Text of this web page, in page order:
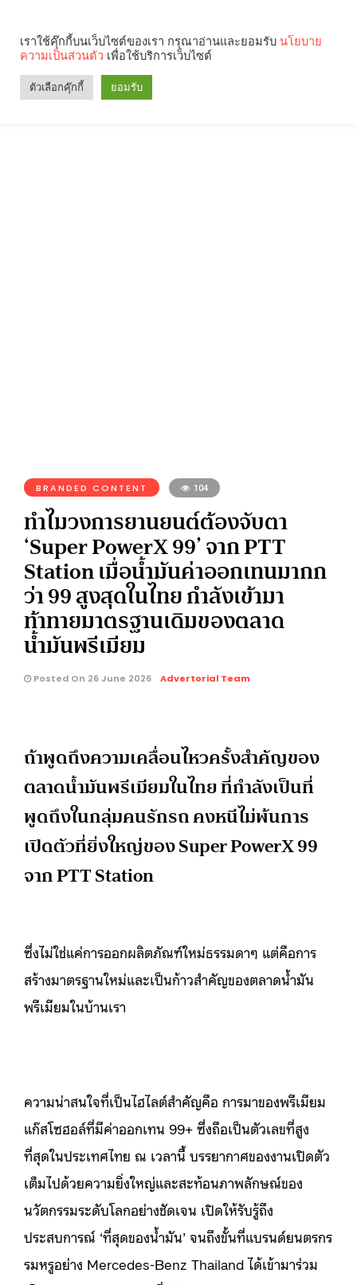
BRANDED CONTENT 104
ทำไมวงการยานยนต์ต้องจับตา
‘Super PowerX 99’ จาก PTT
Station เมื่อน้ำมันค่าออกเทนมากก
ว่า 99 สูงสุดในไทย กำลังเข้ามา
ท้าทายมาตรฐานเดิมของตลาด
น้ำมันพรีเมียม
Posted On 26 June 2026 Advertorial Team
ถ้าพูดถึงความเคลื่อนไหวครั้งสำคัญของ
ตลาดน้ำมันพรีเมียมในไทย ที่กำลังเป็นที่
พูดถึงในกลุ่มคนรักรถ คงหนีไม่พ้นการ
เปิดตัวที่ยิ่งใหญ่ของ Super PowerX 99
จาก PTT Station
ซึ่งไม่ใช่แค่การออกผลิตภัณฑ์ใหม่ธรรมดาๆ แต่คือการ
สร้างมาตรฐานใหม่และเป็นก้าวสำคัญของตลาดน้ำมัน
พรีเมียมในบ้านเรา
ความน่าสนใจที่เป็นไฮไลต์สำคัญคือ การมาของพรีเมียม
แก๊สโซฮอล์ที่มีค่าออกเทน 99+ ซึ่งถือเป็นตัวเลขที่สูง
ที่สุดในประเทศไทย ณ เวลานี้ บรรยากาศของงานเปิดตัว
เต็มไปด้วยความยิ่งใหญ่และสะท้อนภาพลักษณ์ของ
นวัตกรรมระดับโลกอย่างชัดเจน เปิดให้รับรู้ถึง
ประสบการณ์ ‘ที่สุดของน้ำมัน’ จนถึงขั้นที่แบรนด์ยนตรกร
รมหรูอย่าง Mercedes-Benz Thailand ได้เข้ามาร่วม
เราใช้คุ๊กกี้บนเว็บไซต์ของเรา กรุณาอ่านและยอมรับ นโยบาย
ความเป็นส่วนตัว เพื่อใช้บริการเว็บไซต์
ตัวเลือกคุ๊กกี้ ยอมรับ